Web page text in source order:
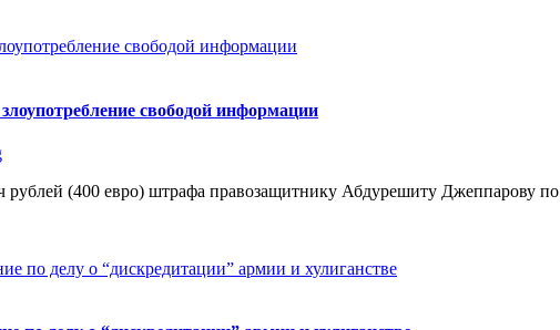
свободой информации
(400 евро) штрафа правозащитнику Абдурешиту Джеппарову